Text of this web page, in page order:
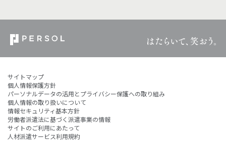
サイトマップ
個人情報保護方針
パーソナルデータの活用とプライバシー保護への取り組み
個人情報の取り扱いについて
情報セキュリティ基本方針
労働者派遣法に基づく派遣事業の情報
サイトのご利用にあたって
人材派遣サービス利用規約